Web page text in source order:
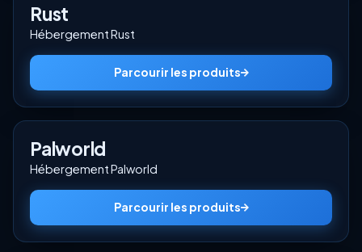
Rust
Hébergement Rust
Parcourir les produits
Palworld
Hébergement Palworld
Parcourir les produits